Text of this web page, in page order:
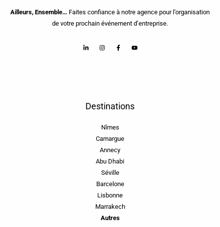
Ailleurs, Ensemble… Faites confiance à notre agence pour l’organisation
de votre prochain événement d’entreprise.
Destinations
Nîmes
Camargue
Annecy
Abu Dhabi
Séville
Barcelone
Lisbonne
Marrakech
Autres